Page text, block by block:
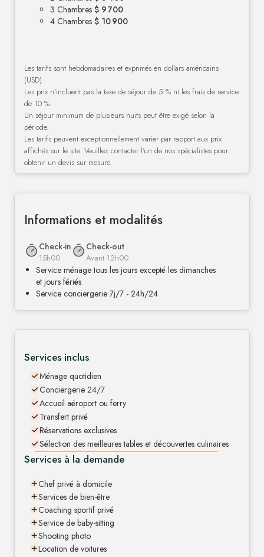
3 Chambres $ 9 700
4 Chambres $ 10 900
Les tarifs sont hebdomadaires et exprimés en dollars américains
(USD).
Les prix n'incluent pas la taxe de séjour de 5 % ni les frais de service
de 10 %.
Un séjour minimum de plusieurs nuits peut être exigé selon la
période.
Les tarifs peuvent exceptionnellement varier par rapport aux prix
affichés sur le site. Veuillez contacter l'un de nos spécialistes pour
obtenir un devis sur mesure.
Informations et modalités
Check-in
15h00
Check-out
Avant 12h00
Service ménage tous les jours excepté les dimanches
et jours fériés
Service conciergerie 7j/7 - 24h/24
Services inclus
Ménage quotidien
Conciergerie 24/7
Accueil aéroport ou ferry
Transfert privé
Réservations exclusives
Sélection des meilleures tables et découvertes culinaires
Services à la demande
Chef privé à domicile
Services de bien-être
Coaching sportif privé
Service de baby-sitting
Shooting photo
Location de voitures